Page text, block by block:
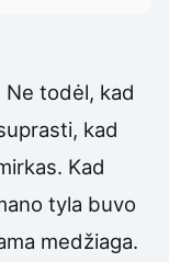
Ne todėl, kad
kad
Kad
tyla buvo
medžiaga.